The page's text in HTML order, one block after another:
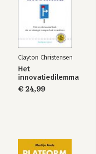
Clayton Christensen
Het
innovatiedilemma
€ 24,99